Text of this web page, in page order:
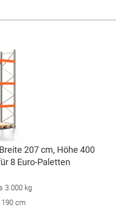
207 cm, Höhe 400
8 Euro-Paletten
3.000 kg
190 cm